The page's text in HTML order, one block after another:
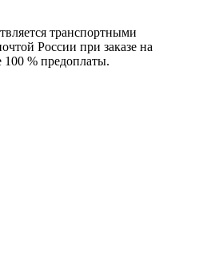
транспортными
России при заказе на
100 % предоплаты.